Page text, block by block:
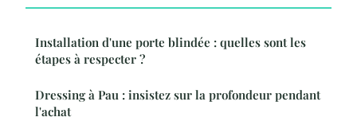
Installation d'une porte blindée : quelles sont les
étapes à respecter ?
Dressing à Pau : insistez sur la profondeur pendant
l'achat